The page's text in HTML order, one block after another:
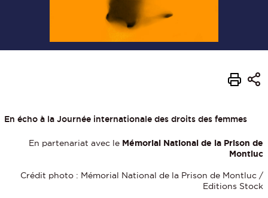
En écho à la Journée internationale des droits des femmes
En partenariat avec le Mémorial National de la Prison de
Montluc
Crédit photo : Mémorial National de la Prison de Montluc /
Editions Stock